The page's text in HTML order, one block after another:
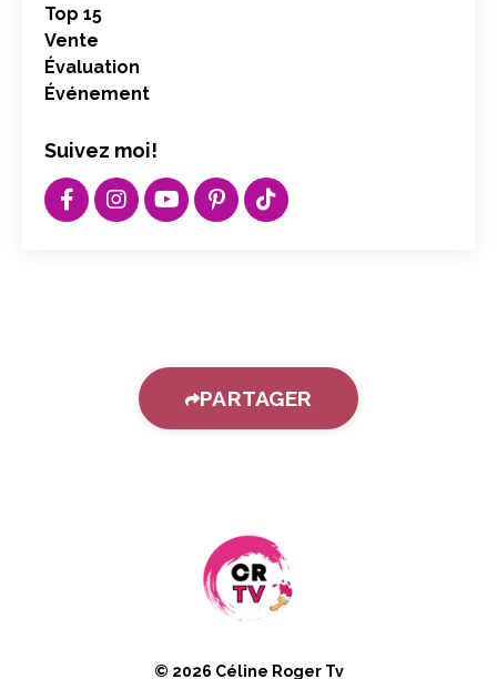
Top 15
Vente
Évaluation
Événement
Suivez moi!
PARTAGER
© 2026 Céline Roger Tv